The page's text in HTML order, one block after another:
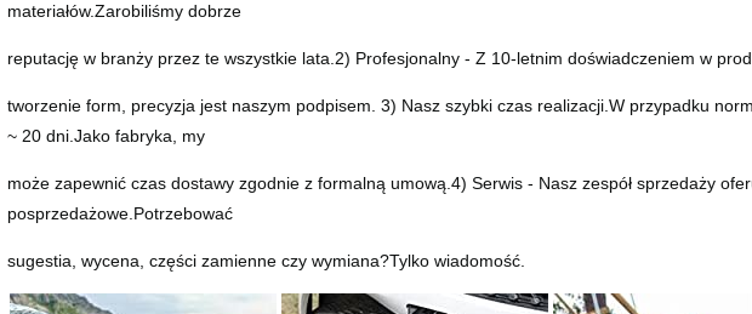
materiałów.Zarobiliśmy dobrze
reputację w branży przez te wszystkie lata.2) Profesjonalny - Z 10-letnim doświadczeniem w
tworzenie form, precyzja jest naszym podpisem. 3) Nasz szybki czas realizacji.W przypadku
~ 20 dni.Jako fabryka, my
może zapewnić czas dostawy zgodnie z formalną umową.4) Serwis - Nasz zespół sprzedaży
posprzedażowe.Potrzebować
sugestia, wycena, części zamienne czy wymiana?Tylko wiadomość.